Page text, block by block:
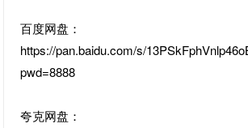
百度网盘：
https://pan.baidu.com/s/
pwd=8888
夸克网盘：